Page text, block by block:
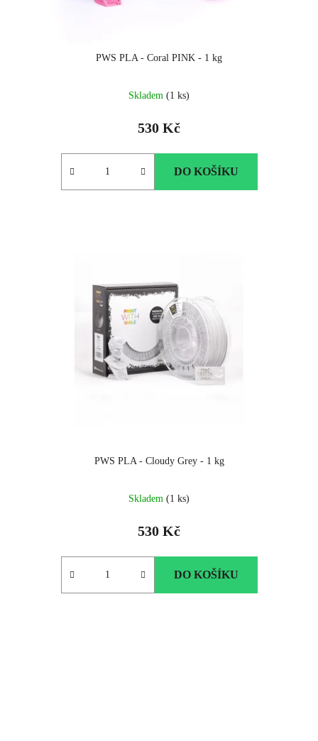
PWS PLA - Coral PINK - 1 kg
Skladem (1 ks)
530 Kč
DO KOŠÍKU
PWS PLA - Cloudy Grey - 1 kg
Skladem (1 ks)
530 Kč
DO KOŠÍKU